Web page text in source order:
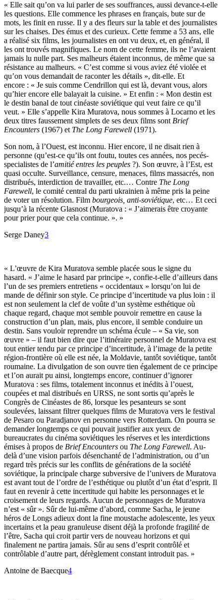
« Elle sait qu’on va lui parler de ses souffrances, aussi devance-t-elle
les questions. Elle commence les phrases en français, bute sur de
mots, les finit en russe. Il y a des fleurs sur la table et des journalistes
sur les chaises. Des émus et des curieux. Cette femme a 53 ans, elle
a réalisé six films, les journalistes en ont vu deux, et, en général, il
les ont trouvés magnifiques. Le nom de cette femme, ils ne l’avaient
jamais lu nulle part. Ses malheurs étaient inconnus, de même que sa
résistance au malheurs. « C’est comme si vous aviez été violée et
qu’on vous demandait de raconter les détails », dit-elle. Et
encore : « Je suis comme Cendrillon qui est là, devant vous, alors
qu’hier encore elle balayait la cuisine. » Et enfin : « Mon destin est
le destin banal de tout cinéaste soviétique qui veut faire ce qu’il
veut. » Elle s’appelle Kira Muratova, nous sommes à Locarno et les
deux titres faussement simplets de ses deux films sont Brief
Encounters (1967) et The Long Farewell (1971).
Son nom, à l’Ouest, est inconnu. Hier encore, il ne disait rien à
personne (qu’est-ce qu’ils ont foutu, toutes ces années, nos pecés-
specialistes de l’amitié entres les peuples ?). Son œuvre, à l’Est, est
quasi occulte. Surveillance, censure, menaces, films massacrés, non
distribués, interdiction de travailler, etc.… Contre The Long
Farewell, le comité central du parti ukrainien à même pris la peine
de voter un résolution. Film bourgeois, anti-soviétique, etc… Et ceci
jusqu’à la récente Glasnost (Muratova : « J’aimerais être croyante
pour prier pour que cela continue. ». »
Serge Daney3
« L’œuvre de Kira Muratova semble placée sous le signe du
hasard. « J’aime le hasard par principe », confie-t-elle d’ailleurs dans
l’un de ses premiers entretiens « occidentaux » lorsqu’on lui de
mande de définir son style. Ce principe d’incertitude va plus loin : il
est non seulement la clef de voûte d’un système esthétique où
chaque regard, chaque mot semble pouvoir remettre en cause la
construction d’un plan, mais, plus encore, il semble conduire un
destin. Sans vouloir reprendre un schéma écule – « Sa vie, son
œuvre » – il faut bien dire que l’itinéraire personnel de Muratova est
tout entier tendu par ce principe d’incertitude, à l’image de la petite
région-frontière où elle est née, la Moldavie, tantôt soviétique, tantôt
roumaine. La divulgation de son ouvre tien également de ce principe
et l’on aurait pu ainsi, longtemps encore, continuer d’ignorer
Muratova : ses films, totalement inconnus et inédits à l’ouest,
coupées et mal distribués en URSS, ne sont sortis qu’après le
Congrès de Cinéastes de 86, lorsque les pesanteurs se sont
soulevées, laissant filtrer quelques films de Muratova vers le festival
de Pesaro ou Paradjanov en personne vers Rotterdam. On pourra se
demander longtemps ce qui pouvait justifier aux yeux de
bureaucrates du cinéma soviétiques les réserves et les interdictions
émises à propos de Brief Encounters ou The Long Farewell. Au-
delà d’une vision parfois désenchanté de l’administration, ou d’un
regard très précis sur les conflits de générations de la société
soviétique, la principale charge subversive de l’univers de Muratova
est avant tout de l’ordre de l’esthétique ou plutôt d’un état d’esprit. Il
faut en revenir à cette incertitude qui habite les personnages et le
croisement de leurs regards. Aucun de personnages de Muratova
n’est « sûr ». Sûr de lui-même d’abord, comme Sacha, le jeune
héros de Longs adieux dont la fine moustache adolescente, les yeux
incertains et la peau granuleuse disent déjà la profonde fragilité de
l’être, Sacha qui croit partir vers de nouveau horizons et qui
finalement ne partira jamais. Sûr au sens d’esprit contrôlé et
contrôlable d’autre part, dérèglement constant introduit pas. »
Antoine de Baecque4